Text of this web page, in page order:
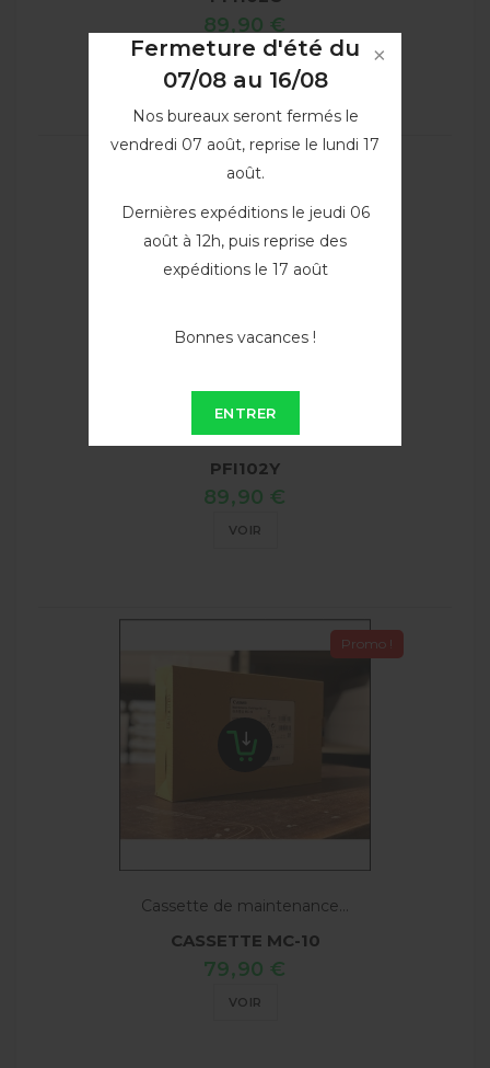
Fermeture d'été du
07/08 au 16/08
Nos bureaux seront fermés le
vendredi 07 août, reprise le lundi 17
août.
Dernières expéditions le jeudi 06
août à 12h, puis reprise des
expéditions le 17 août
Bonnes vacances !
ENTRER
89,90 €
VOIR
Cartouche d'encre Jaune...
PFI102Y
89,90 €
VOIR
Promo !
Cassette de maintenance...
CASSETTE MC-10
79,90 €
VOIR